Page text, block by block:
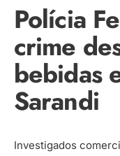
Polícia
crime
bebidas
Sarandi
Investigados